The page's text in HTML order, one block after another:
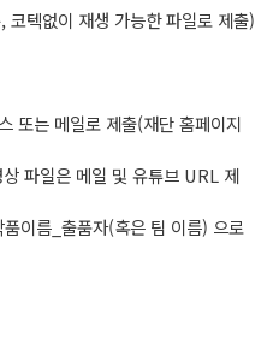
텍없이 재생 가능한 파일로 제출)
또는 메일로 제출(재단 홈페이지
파일은 메일 및 유튜브 URL 제
름_출품자(혹은 팀 이름) 으로